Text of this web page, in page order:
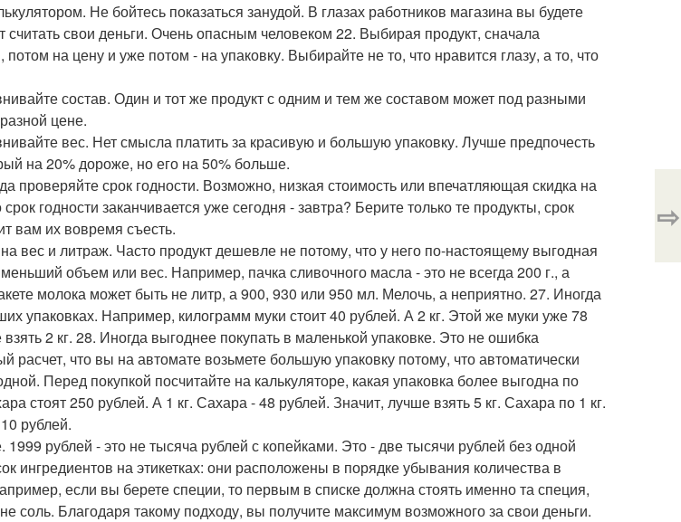
Не бойтесь показаться занудой. В глазах работников магазина вы будете
считать свои деньги. Очень опасным человеком 22. Выбирая продукт, сначала
потом на цену и уже потом - на упаковку. Выбирайте не то, что нравится глазу, а то, что
состав. Один и тот же продукт с одним и тем же составом может под разными
цене.
вес. Нет смысла платить за красивую и большую упаковку. Лучше предпочесть
на 20% дороже, но его на 50% больше.
проверяйте срок годности. Возможно, низкая стоимость или впечатляющая скидка на
годности заканчивается уже сегодня - завтра? Берите только те продукты, срок
вам их вовремя съесть.
вес и литраж. Часто продукт дешевле не потому, что у него по-настоящему выгодная
объем или вес. Например, пачка сливочного масла - это не всегда 200 г., а
молока может быть не литр, а 900, 930 или 950 мл. Мелочь, а неприятно. 27. Иногда
упаковках. Например, килограмм муки стоит 40 рублей. А 2 кг. Этой же муки уже 78
2 кг. 28. Иногда выгоднее покупать в маленькой упаковке. Это не ошибка
расчет, что вы на автомате возьмете большую упаковку потому, что автоматически
Перед покупкой посчитайте на калькуляторе, какая упаковка более выгодна по
стоят 250 рублей. А 1 кг. Сахара - 48 рублей. Значит, лучше взять 5 кг. Сахара по 1 кг.
рублей.
1999 рублей - это не тысяча рублей с копейками. Это - две тысячи рублей без одной
ингредиентов на этикетках: они расположены в порядке убывания количества в
если вы берете специи, то первым в списке должна стоять именно та специя,
соль. Благодаря такому подходу, вы получите максимум возможного за свои деньги.
⇨